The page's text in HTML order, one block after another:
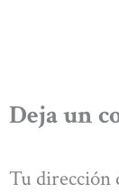
Deja un
Tu dirección